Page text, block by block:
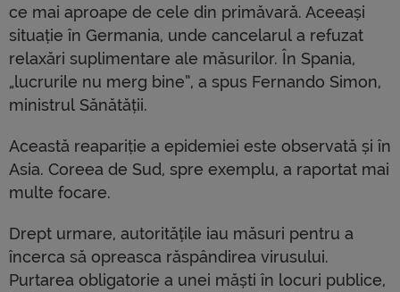
ce mai aproape de cele din primăvară. Aceeași
situație în Germania, unde cancelarul a refuzat
relaxări suplimentare ale măsurilor. În Spania,
„lucrurile nu merg bine”, a spus Fernando Simon,
ministrul Sănătății.
Această reapariție a epidemiei este observată și în
Asia. Coreea de Sud, spre exemplu, a raportat mai
multe focare.
Drept urmare, autoritățile iau măsuri pentru a
încerca să opreasca răspândirea virusului.
Purtarea obligatorie a unei măști în locuri publice,